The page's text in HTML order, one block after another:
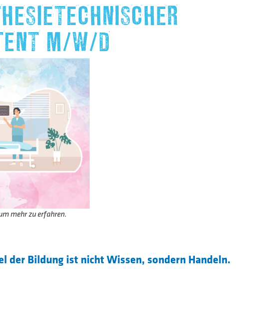
M/W/D
mehr zu erfahren.
der Bildung ist nicht Wissen, sondern Handeln.